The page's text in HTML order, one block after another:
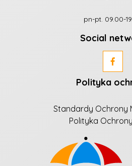
pn-pt. 09.00-
Social
Polityka
Standardy Ochrony
Polityka